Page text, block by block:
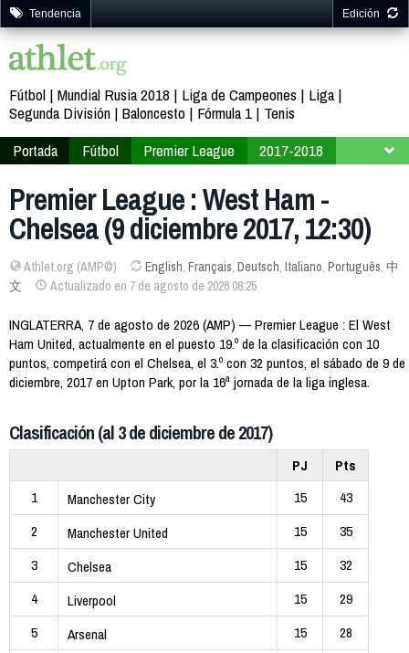
Tendencia Edición
Fútbol Mundial Rusia 2018 Liga de Campeones
Liga
Segunda División Baloncesto Fórmula 1
Tenis
Portada
Fútbol Premier League
2017-2018
Premier League : West Ham -
Chelsea (9 diciembre 2017, 12:30)
Athlet.org (AMP©) English, Français, Deutsch, Italiano, Português, 中
文
Actualizado en 7 de agosto de 2026 08:25
INGLATERRA, 7 de agosto de 2026 (AMP) — Premier League : El West
Ham United, actualmente en el puesto 19.º de la clasificación con 10
puntos, competirá con el Chelsea, el 3.º con 32 puntos, el sábado de 9 de
diciembre, 2017 en Upton Park, por la 16ª jornada de la liga inglesa.
Clasificación (al 3 de diciembre de 2017)
PJ
Pts
1
Manchester City 15
43
2
Manchester United 15
35
3
Chelsea 15
32
4
Liverpool 15
29
5
Arsenal 15
28